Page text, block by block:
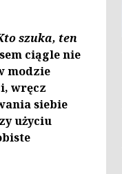
szuka, ten
ciągle nie
modzie
wręcz
siebie
użyciu